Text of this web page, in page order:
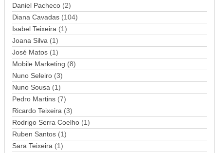
e
m
a
i
l
Daniel Pacheco(2)
Diana Cavadas(104)
Isabel Teixeira (1)
Joana Silva (1)
José Matos(1)
Mobile Marketing (8)
Nuno Seleiro(3)
Nuno Sousa (1)
Pedro Martins(7)
Ricardo Teixeira (3)
Rodrigo Serra Coelho(1)
Ruben Santos(1)
Sara Teixeira (1)